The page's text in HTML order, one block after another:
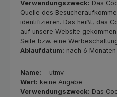
Verwendungszweck: Das
Quelle des
identifizieren. Das heißt, das
auf unsere Website
Seite bzw. eine
Ablaufdatum: nach 6 Monaten
Name: __utmv
Wert: keine Angabe
Verwendungszweck: Das